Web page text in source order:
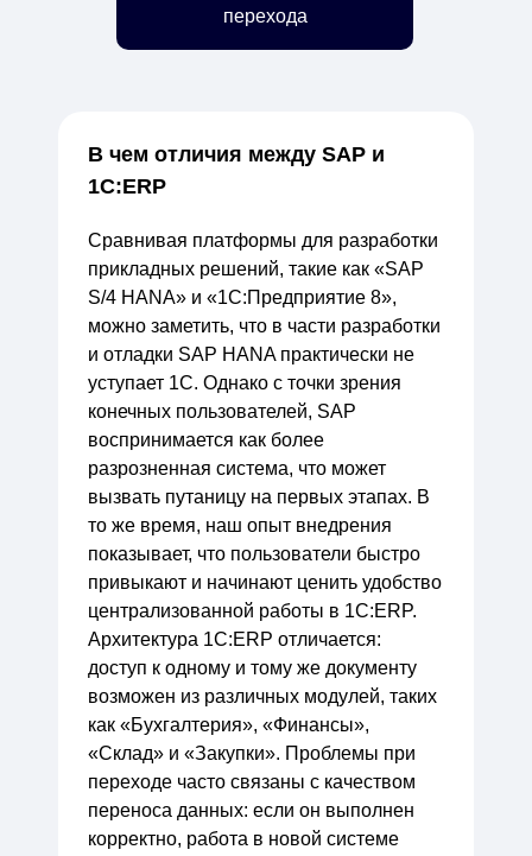
Сравнивая платформы для разработки
прикладных решений, такие как «SAP
S/4 HANA» и «1С:Предприятие 8»,
можно заметить, что в части разработки
и отладки SAP HANA практически не
уступает 1С. Однако с точки зрения
конечных пользователей, SAP
воспринимается как более
разрозненная система, что может
вызвать путаницу на первых этапах. В
то же время, наш опыт внедрения
показывает, что пользователи быстро
привыкают и начинают ценить удобство
централизованной работы в 1С:ERP.
Архитектура 1С:ERP отличается:
доступ к одному и тому же документу
возможен из различных модулей, таких
как «Бухгалтерия», «Финансы»,
«Склад» и «Закупки». Проблемы при
переходе часто связаны с качеством
переноса данных: если он выполнен
корректно, работа в новой системе
В чем отличия между SAP и
1С:ERP
перехода